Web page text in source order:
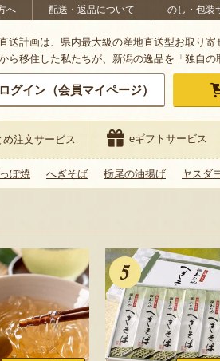
へ 配送・返品について のし・包装
送計画は、県内最大級の産地直送型お取り寄
ら移住した私たちが、新潟の逸品を「独自の
ログイン（会員マイページ）
め注文サービス eギフトサービス
ぽ焼 へぎそば 栃尾の油揚げ ヤスダ